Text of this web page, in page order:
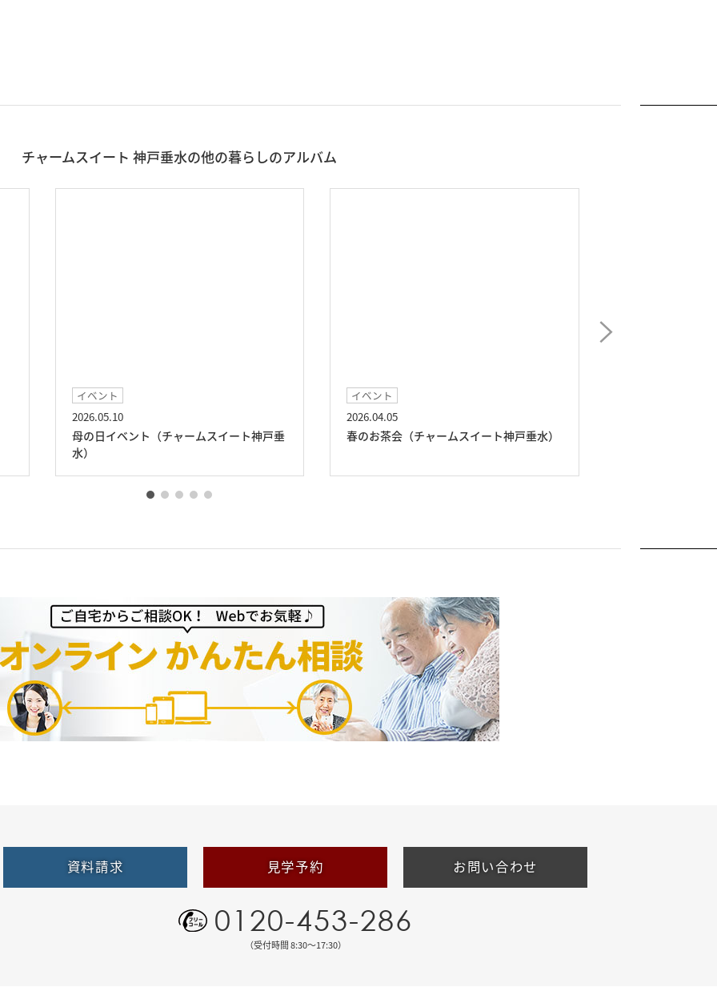
チャームスイート 神戸垂水の他の暮らしのアルバム
イベント
2026.05.10
母の日イベント（チャームスイート神戸垂
水）
イベント
2026.04.05
春のお茶会（チャームスイート神戸垂水）
資料請求 見学予約 お問い合わせ
0120-453-286
（受付時間 8:30〜17:30）